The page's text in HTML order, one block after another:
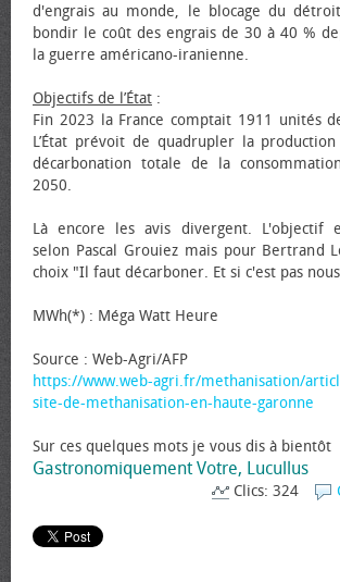
d'engrais au monde, le blocage du
bondir le coût des engrais de 30 à 40 %
la guerre américano-iranienne.
Objectifs de l’État :
Fin 2023 la France comptait 1911 unités
L’État prévoit de quadrupler la
décarbonation totale de la
2050.
Là encore les avis divergent. L'objectif
selon Pascal Grouiez mais pour Bertrand
choix "Il faut décarboner. Et si c'est pas
MWh(*) : Méga Watt Heure
Source : Web-Agri/AFP
https://www.web-agri.fr/methanisation/
site-de-methanisation-en-haute-garonne
Sur ces quelques mots je vous dis à bientôt
Gastronomiquement Votre, Lucullus
Clics: 324